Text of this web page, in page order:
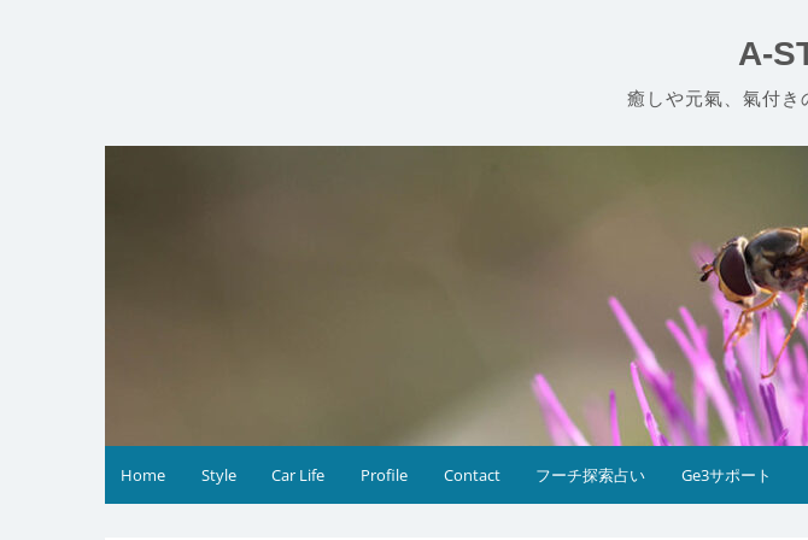
A-
癒しや元氣、氣付き
Home Style Car Life Profile Contact フーチ探索占い Ge3サポート